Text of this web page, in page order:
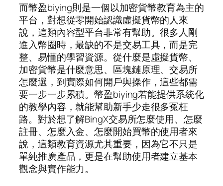
而幣盈biying則是一個以加密貨幣教育為主的
平台，對想從零開始認識虛擬貨幣的人來
說，這類內容型平台非常有幫助。很多人剛
進入幣圈時，最缺的不是交易工具，而是完
整、易懂的學習資源。從什麼是虛擬貨幣、
加密貨幣是什麼意思、區塊鏈原理、交易所
怎麼選，到實際如何開戶與操作，這些都需
要一步一步累積。幣盈biying若能提供系統化
的教學內容，就能幫助新手少走很多冤枉
路。對於想了解BingX交易所怎麼使用、怎麼
註冊、怎麼入金、怎麼開始買幣的使用者來
說，這類教育資源尤其重要，因為它不只是
單純推廣產品，更是在幫助使用者建立基本
觀念與實作能力。